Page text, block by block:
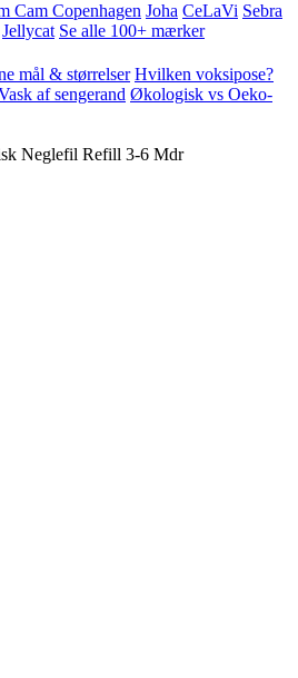
Cam Copenhagen Joha CeLaVi Sebra
Jellycat Se alle 100+ mærker
mål & størrelser Hvilken voksipose?
af sengerand Økologisk vs Oeko-
Neglefil Refill 3-6 Mdr